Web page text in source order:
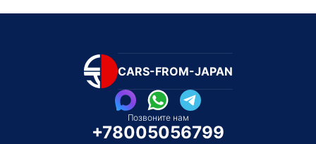
CARS-FROM-JAPAN
Позвоните нам
+78005056799